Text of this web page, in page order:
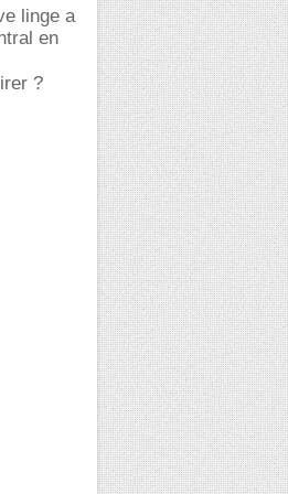
linge a
en
?